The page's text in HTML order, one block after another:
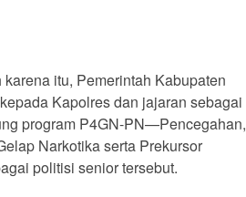
itu, Pemerintah Kabupaten
Kapolres dan jajaran sebagai
program P4GN-PN—Pencegahan,
Narkotika serta Prekursor
politisi senior tersebut.